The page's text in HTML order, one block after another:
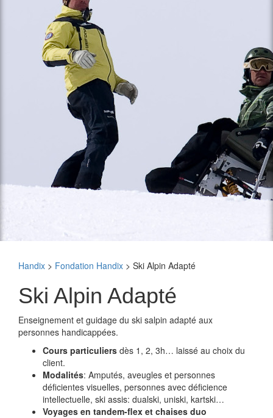
Handix > Fondation Handix > Ski Alpin Adapté
Ski Alpin Adapté
Enseignement et guidage du ski salpin adapté aux
personnes handicappées.
Cours particuliers dès 1, 2, 3h… laissé au choix du
client.
Modalités: Amputés, aveugles et personnes
déficientes visuelles, personnes avec déficience
intellectuelle, ski assis: dualski, uniski, kartski…
Voyages en tandem-flex et chaises duo